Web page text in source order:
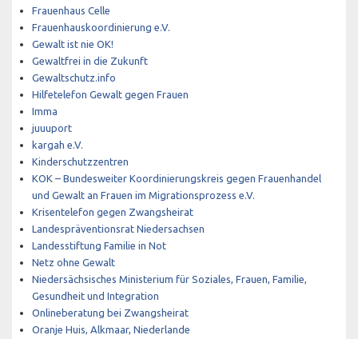
Frauenhaus Celle
Frauenhauskoordinierung e.V.
Gewalt ist nie OK!
Gewaltfrei in die Zukunft
Gewaltschutz.info
Hilfetelefon Gewalt gegen Frauen
Imma
juuuport
kargah e.V.
Kinderschutzzentren
KOK – Bundesweiter Koordinierungskreis gegen Frauenhandel
und Gewalt an Frauen im Migrationsprozess e.V.
Krisentelefon gegen Zwangsheirat
Landespräventionsrat Niedersachsen
Landesstiftung Familie in Not
Netz ohne Gewalt
Niedersächsisches Ministerium für Soziales, Frauen, Familie,
Gesundheit und Integration
Onlineberatung bei Zwangsheirat
Oranje Huis, Alkmaar, Niederlande